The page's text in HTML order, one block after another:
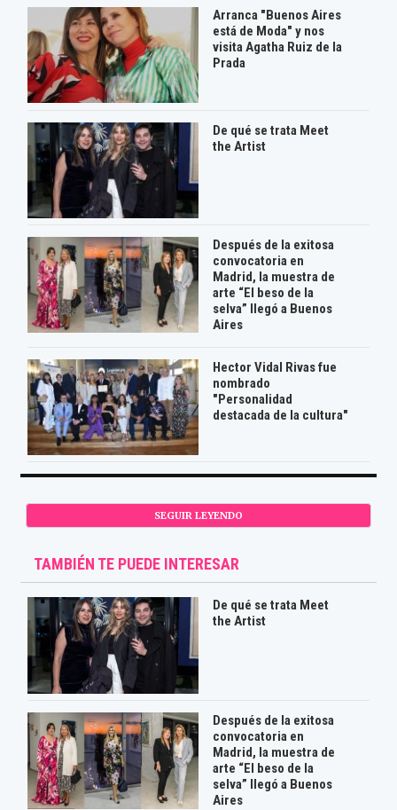
Arranca "Buenos Aires
está de Moda" y nos
visita Agatha Ruiz de la
Prada
De qué se trata Meet
the Artist
Después de la exitosa
convocatoria en
Madrid, la muestra de
arte “El beso de la
selva” llegó a Buenos
Aires
Hector Vidal Rivas fue
nombrado
"Personalidad
destacada de la cultura"
SEGUIR LEYENDO
TAMBIÉN TE PUEDE INTERESAR
De qué se trata Meet
the Artist
Después de la exitosa
convocatoria en
Madrid, la muestra de
arte “El beso de la
selva” llegó a Buenos
Aires